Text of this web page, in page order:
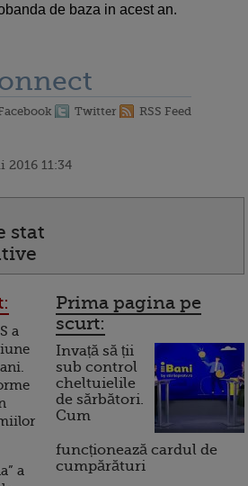
de baza in acest an.
Twitter RSS Feed
2016 11:34
stat
a
a
Prima pagina pe
scurt:
Invață să ții
sub control
cheltuielile
de sărbători.
Cum
funcționează cardul de
cumpărături